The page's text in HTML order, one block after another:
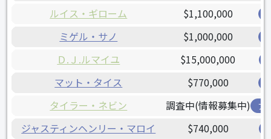
ルイス・ギローム $1,100,000
ミゲル・サノ $1,000,000
Ｄ.Ｊ.ルマイユ $15,000,000
マット・タイス $770,000
タイラー・ネビン 調査中(情報募集中) ア
ジャスティンヘンリー・マロイ $740,000